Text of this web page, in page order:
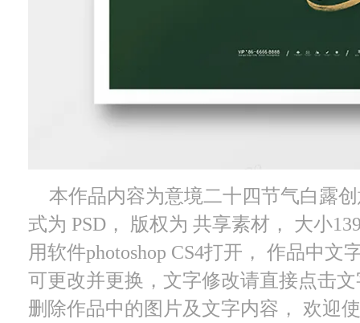
本作品内容为意境二十四节气白露
式为 PSD， 版权为 共享素材， 大小
用软件photoshop CS4打开， 作品中
可更改并更换，文字修改请直接点击
删除作品中的图片及文字内容， 欢迎